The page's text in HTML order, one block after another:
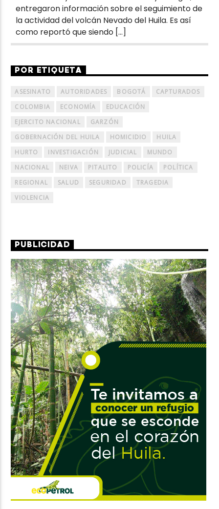
entregaron información sobre el seguimiento de
la actividad del volcán Nevado del Huila. Es así
como reportó que siendo […]
POR ETIQUETA
ASESINATO AUTORIDADES BOGOTÁ
CAPTURADOS
COLOMBIA
ECONOMÍA
EDUCACIÓN
EJERCITO NACIONAL
GARZÓN
GOBERNACIÓN DEL HUILA
HOMICIDIO
HUILA
HURTO
INVESTIGACIÓN JUDICIAL
MUNDO
NACIONAL
NEIVA PITALITO POLICÍA
POLÍTICA
REGIONAL
SALUD SEGURIDAD
TRAGEDIA
VIOLENCIA
PUBLICIDAD